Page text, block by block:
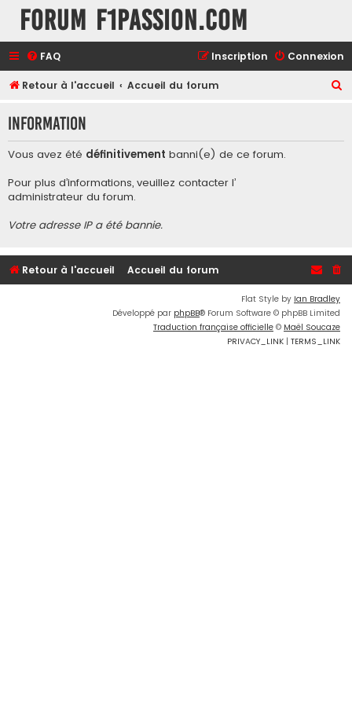
Forum F1Passion.com
FAQ Connexion
Inscription
Retour à l'accueil Accueil du forum
h
Information
Vous avez été définitivement banni(e) de ce forum.
Pour plus d’informations, veuillez contacter l’
administrateur du forum.
Votre adresse IP a été bannie.
Retour à l'accueil Accueil du forum
Flat Style by Ian Bradley
Développé par phpBB® Forum Software © phpBB Limited
Traduction française officielle © Maël Soucaze
PRIVACY_LINK | TERMS_LINK